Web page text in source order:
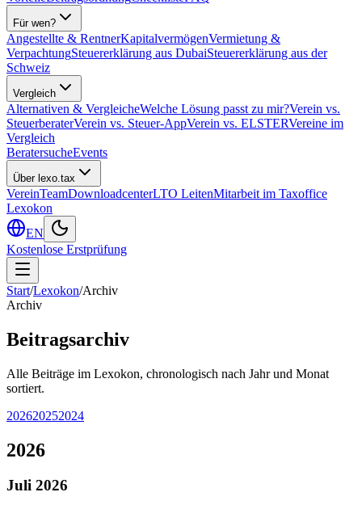
Für wen?
Angestellte & RentnerKapitalvermögenVermietung &
VerpachtungSteuererklärung aus DubaiSteuererklärung aus der
Schweiz
Vergleich
Alternativen & VergleicheWelche Lösung passt zu mir?Verein vs.
SteuerberaterVerein vs. Steuer-AppVerein vs. ELSTERVereine im
Vergleich
BeratersucheEvents
Über lexo.tax
VereinTeamDownloadcenterLTO LeitenMitarbeit im Taxoffice
Lexokon
EN
Kostenlose Erstprüfung
Start/Lexokon/Archiv
Archiv
Beitragsarchiv
Alle Beiträge im Lexokon, chronologisch nach Jahr und Monat
sortiert.
202620252024
2026
Juli 2026